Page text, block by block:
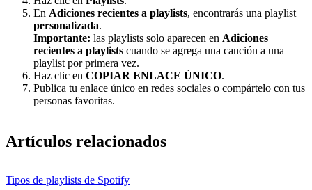
En Adiciones recientes a playlists, encontrarás una playlist
personalizada.
Importante: las playlists solo aparecen en Adiciones
recientes a playlists cuando se agrega una canción a una
playlist por primera vez.
Haz clic en COPIAR ENLACE ÚNICO.
Publica tu enlace único en redes sociales o compártelo con tus
personas favoritas.
Artículos relacionados
Tipos de playlists de Spotify